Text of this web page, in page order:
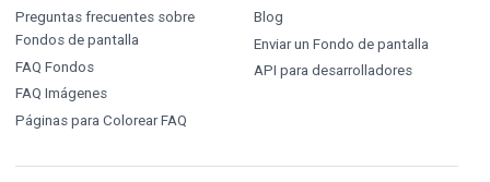
Preguntas frecuentes sobre
Fondos de pantalla
FAQ Fondos
FAQ Imágenes
Páginas para Colorear FAQ
Blog
Enviar un Fondo de pantalla
API para desarrolladores